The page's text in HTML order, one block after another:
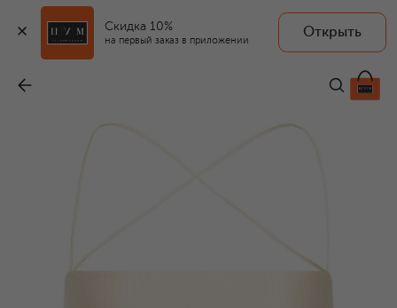
Скидка 10%
на первый заказ в приложении
Открыть
41 350 ₽